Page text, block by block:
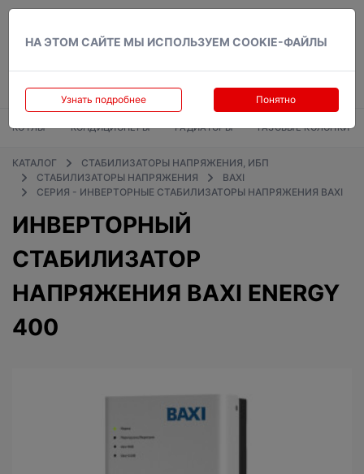
НА ЭТОМ САЙТЕ МЫ ИСПОЛЬЗУЕМ COOKIE-ФАЙЛЫ
Узнать подробнее Понятно
КОТЛЫ КОНДИЦИОНЕРЫ РАДИАТОРЫ ГАЗОВЫЕ КОЛОНКИ
КАТАЛОГ
СТАБИЛИЗАТОРЫ НАПРЯЖЕНИЯ, ИБП
СТАБИЛИЗАТОРЫ НАПРЯЖЕНИЯ
BAXI
СЕРИЯ - ИНВЕРТОРНЫЕ СТАБИЛИЗАТОРЫ НАПРЯЖЕНИЯ BAXI
ИНВЕРТОРНЫЙ
СТАБИЛИЗАТОР
НАПРЯЖЕНИЯ BAXI ENERGY
400